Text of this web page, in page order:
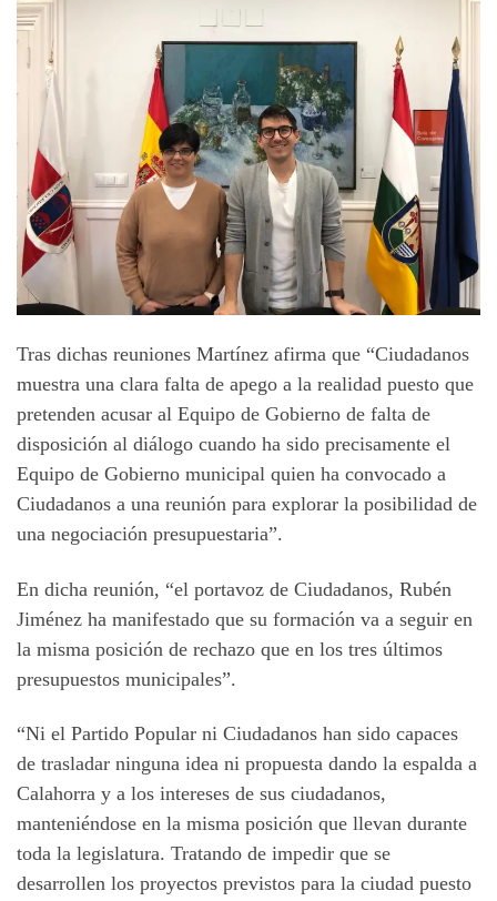
Tras dichas reuniones Martínez afirma que “Ciudadanos
muestra una clara falta de apego a la realidad puesto que
pretenden acusar al Equipo de Gobierno de falta de
disposición al diálogo cuando ha sido precisamente el
Equipo de Gobierno municipal quien ha convocado a
Ciudadanos a una reunión para explorar la posibilidad de
una negociación presupuestaria”.
En dicha reunión, “el portavoz de Ciudadanos, Rubén
Jiménez ha manifestado que su formación va a seguir en
la misma posición de rechazo que en los tres últimos
presupuestos municipales”.
“Ni el Partido Popular ni Ciudadanos han sido capaces
de trasladar ninguna idea ni propuesta dando la espalda a
Calahorra y a los intereses de sus ciudadanos,
manteniéndose en la misma posición que llevan durante
toda la legislatura. Tratando de impedir que se
desarrollen los proyectos previstos para la ciudad puesto